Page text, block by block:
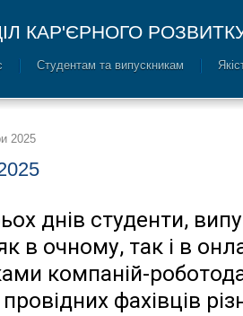
КАР'ЄРНОГО
Cтудентам та випускникам
2025
днів студенти,
в очному, так і в
компаній-
провідних фахівців